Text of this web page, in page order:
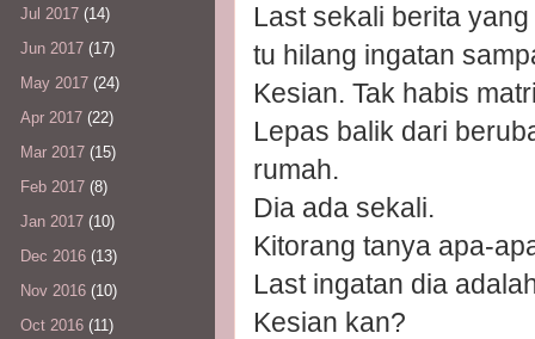
Last sekali berita
tu hilang ingatan
Kesian. Tak habis
Lepas balik dari
rumah.
Dia ada sekali.
Kitorang tanya apa-
Last ingatan dia
Kesian kan?
Jul 2017 (14)
Jun 2017 (17)
May 2017 (24)
Apr 2017 (22)
Mar 2017 (15)
Feb 2017 (8)
Jan 2017 (10)
Dec 2016 (13)
Nov 2016 (10)
Oct 2016 (11)